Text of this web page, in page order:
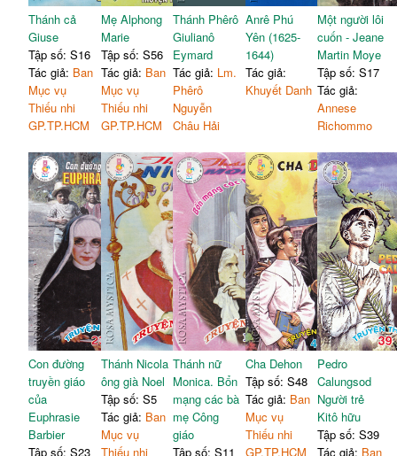
Thánh cả
Giuse
Tập số: S16
Tác giả: Ban
Mục vụ
Thiếu nhi
GP.TP.HCM
Mẹ Alphong
Marie
Tập số: S56
Tác giả: Ban
Mục vụ
Thiếu nhi
GP.TP.HCM
Thánh Phêrô
Giulianô
Eymard
Tác giả: Lm.
Phêrô
Nguyễn
Châu Hải
Anrê Phú
Yên (1625-
1644)
Tác giả:
Khuyết Danh
Một người lôi
cuốn - Jeane
Martin Moye
Tập số: S17
Tác giả:
Annese
Richommo
Con đường
truyền giáo
của
Euphrasie
Barbier
Tập số: S23
Thánh Nicola
ông già Noel
Tập số: S5
Tác giả: Ban
Mục vụ
Thiếu nhi
Thánh nữ
Monica. Bổn
mạng các bà
mẹ Công
giáo
Tập số: S11
Cha Dehon
Tập số: S48
Tác giả: Ban
Mục vụ
Thiếu nhi
GP.TP.HCM
Pedro
Calungsod
Người trẻ
Kitô hữu
Tập số: S39
Tác giả: Ban